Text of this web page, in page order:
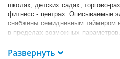
школах, детских садах, торгово-
фитнесс - центрах. Описываемые
снабжены семидневным таймером
в пределах возможных параметров.
Развернуть